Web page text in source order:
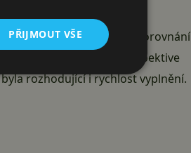
tři z vás. Jen pro porovnání
pomůcky tolerovány, respektive
rozhodující i rychlost vyplnění.
PŘIJMOUT VŠE